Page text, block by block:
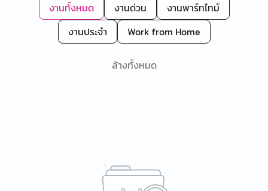
งานทั้งหมด งานด่วน
งานพาร์ทไทม์
งานประจำ
Work from Home
ล้างทั้งหมด